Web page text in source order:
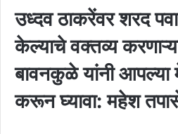
उध्दव ठाकरेंवर शरद
केल्याचे वक्तव्य
बावनकुळे यांनी आपल्या
करून घ्यावा: महेश